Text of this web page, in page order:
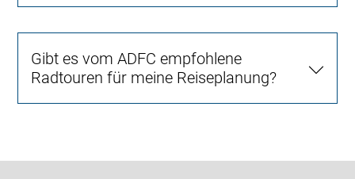
Gibt es vom ADFC empfohlene
Radtouren für meine Reiseplanung?